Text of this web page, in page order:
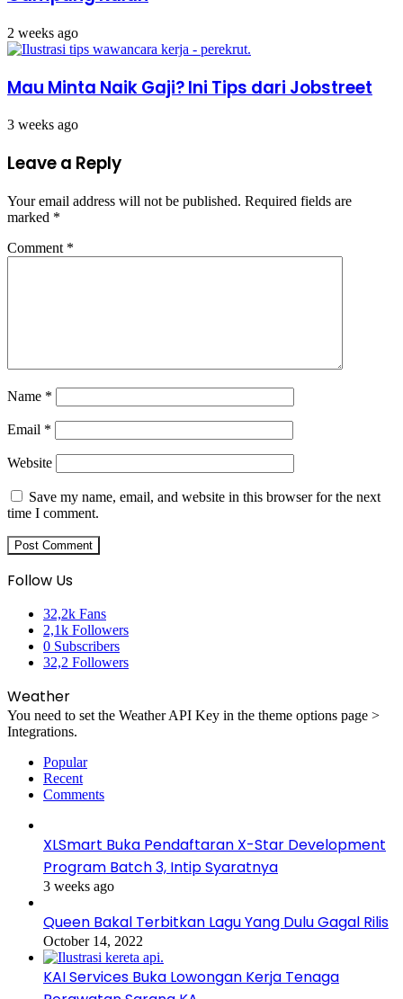
2 weeks ago
Mau Minta Naik Gaji? Ini Tips dari Jobstreet
3 weeks ago
Leave a Reply
Your email address will not be published. Required fields are
marked *
Comment *
Name *
Email *
Website
Save my name, email, and website in this browser for the next
time I comment.
Follow Us
32,2k Fans
2,1k Followers
0 Subscribers
32,2 Followers
Weather
You need to set the Weather API Key in the theme options page >
Integrations.
Popular
Recent
Comments
XLSmart Buka Pendaftaran X-Star Development
Program Batch 3, Intip Syaratnya
3 weeks ago
Queen Bakal Terbitkan Lagu Yang Dulu Gagal Rilis
October 14, 2022
KAI Services Buka Lowongan Kerja Tenaga